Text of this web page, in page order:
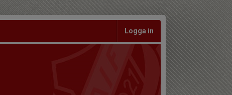
Logga in